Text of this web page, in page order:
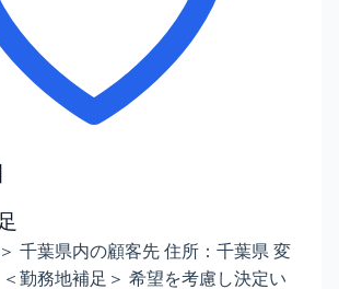
千葉県内の顧客先 住所：千葉県 変
勤務地補足＞ 希望を考慮し決定い